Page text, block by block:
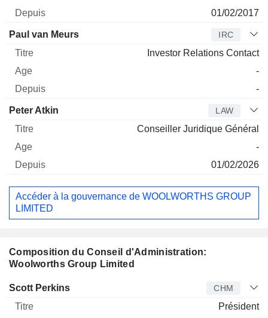
01/02/2017
Paul van Meurs IRC
Investor Relations Contact
-
-
Peter Atkin LAW
Conseiller Juridique Général
-
01/02/2026
Accéder à la gouvernance de WOOLWORTHS GROUP
LIMITED
Composition du Conseil d'Administration:
Woolworths Group Limited
Administrateur
Scott Perkins CHM
Président